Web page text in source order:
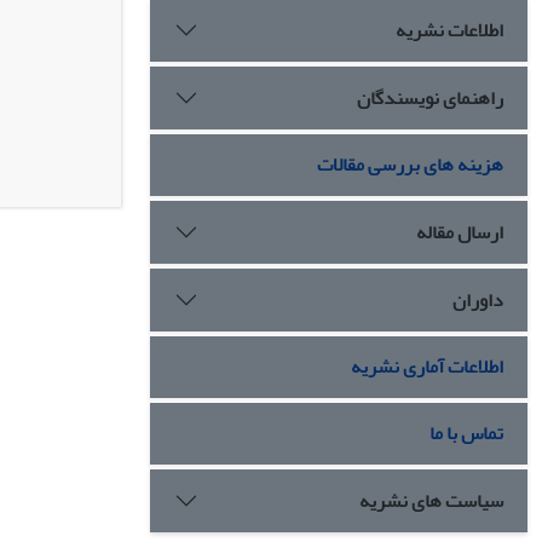
اطلاعات نشریه
راهنمای نویسندگان
هزینه های بررسی مقالات
ارسال مقاله
داوران
اطلاعات آماری نشریه
تماس با ما
سیاست های نشریه